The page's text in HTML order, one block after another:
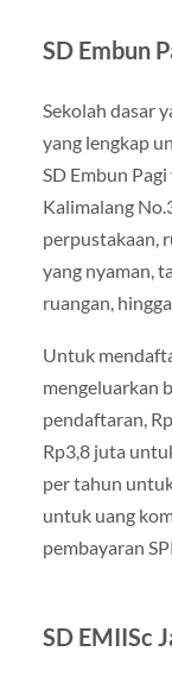
SD Embun
Sekolah dasar
yang lengkap
SD Embun
Kalimalang
perpustakaan,
yang nyaman,
ruangan,
Untuk
mengeluarkan
pendaftaran,
Rp3,8 juta
per tahun
untuk uang
pembayaran
SD EMIISc